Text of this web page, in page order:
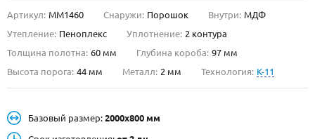
О НАС
Металлические двери от производителя с доставкой и установкой в
Москве и МО
Артикул: ММ1460 Снаружи: Порошок Внутри: МДФ
Утепление: Пеноплекс Уплотнение: 2 контура
Толщина полотна: 60 мм Глубина короба: 97 мм
Высота порога: 44 мм Металл: 2 мм Технология: K-11
Базовый размер: 2000х800 мм